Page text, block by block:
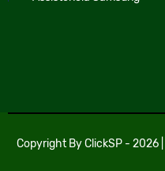
Copyright ByClickSP- 2026 |